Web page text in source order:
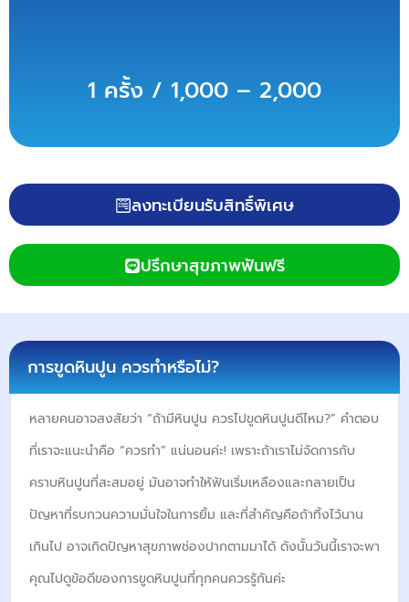
1 ครั้ง / 1,000 – 2,000
ลงทะเบียนรับสิทธิ์พิเศษ
ปรึกษาสุขภาพฟันฟรี
การขูดหินปูน ควรทำหรือไม่?
หลายคนอาจสงสัยว่า “ถ้ามีหินปูน ควรไปขูดหินปูนดีไหม?” คำตอบ
ที่เราจะแนะนำคือ “ควรทำ” แน่นอนค่ะ! เพราะถ้าเราไม่จัดการกับ
คราบหินปูนที่สะสมอยู่ มันอาจทำให้ฟันเริ่มเหลืองและกลายเป็น
ปัญหาที่รบกวนความมั่นใจในการยิ้ม และที่สำคัญคือถ้าทิ้งไว้นาน
เกินไป อาจเกิดปัญหาสุขภาพช่องปากตามมาได้ ดังนั้นวันนี้เราจะพา
คุณไปดูข้อดีของการขูดหินปูนที่ทุกคนควรรู้กันค่ะ